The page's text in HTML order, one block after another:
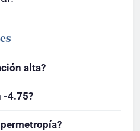
alta?
-4.75?